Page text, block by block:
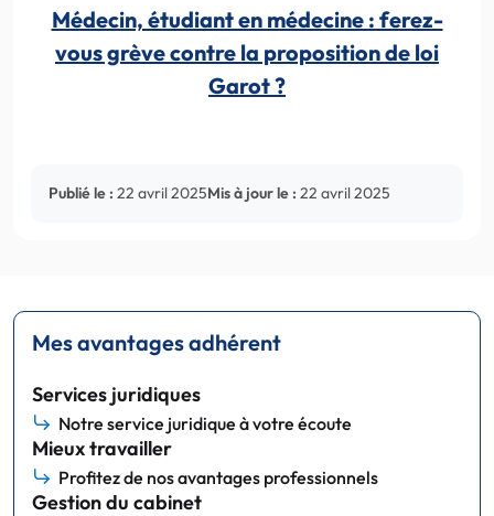
Médecin, étudiant en médecine : ferez-
vous grève contre la proposition de loi
Garot ?
Publié le : 22 avril 2025Mis à jour le : 22 avril 2025
Mes avantages adhérent
Services juridiques
Notre service juridique à votre écoute
Mieux travailler
Profitez de nos avantages professionnels
Gestion du cabinet